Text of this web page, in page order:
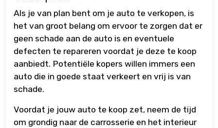
Als je van plan bent om je auto te verkopen, is
het van groot belang om ervoor te zorgen dat er
geen schade aan de auto is en eventuele
defecten te repareren voordat je deze te koop
aanbiedt. Potentiële kopers willen immers een
auto die in goede staat verkeert en vrij is van
schade.
Voordat je jouw auto te koop zet, neem de tijd
om grondig naar de carrosserie en het interieur